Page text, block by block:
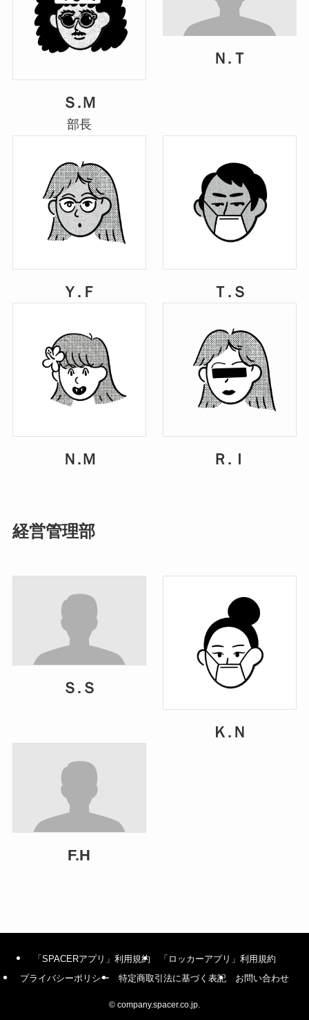
Ｓ.Ｍ
部長
Ｎ.Ｔ
Ｙ.Ｆ Ｔ.Ｓ
Ｎ.Ｍ Ｒ.Ｉ
経営管理部
Ｓ.Ｓ
Ｋ.Ｎ
F.H
「SPACERアプリ」利用規約
「ロッカーアプリ」利用規約
プライバシーポリシー
特定商取引法に基づく表記 お問い合わせ
© company.spacer.co.jp.